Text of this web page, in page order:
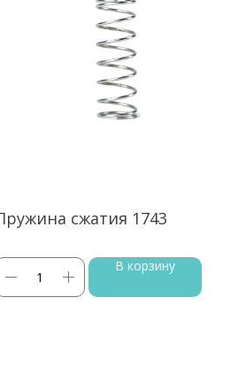
сжатия 1743
В корзину